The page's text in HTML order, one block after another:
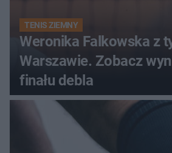
TENIS ZIEMNY
Weronika Falkowska z
Warszawie. Zobacz
finału debla